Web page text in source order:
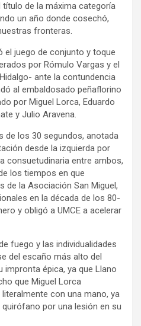
de la máxima categoría
un año donde cosechó,
fronteras.
el juego de conjunto y toque
por Rómulo Vargas y el
ante la contundencia
al embaldosado peñaflorino
por Miguel Lorca, Eduardo
y Julio Aravena.
de los 30 segundos, anotada
desde la izquierda por
consuetudinaria entre ambos,
los tiempos en que
de la Asociación San Miguel,
en la década de los 80-
y obligó a UMCE a acelerar
fuego y las individualidades
del escaño más alto del
épica, ya que Llano
que Miguel Lorca
con una mano, ya
por una lesión en su